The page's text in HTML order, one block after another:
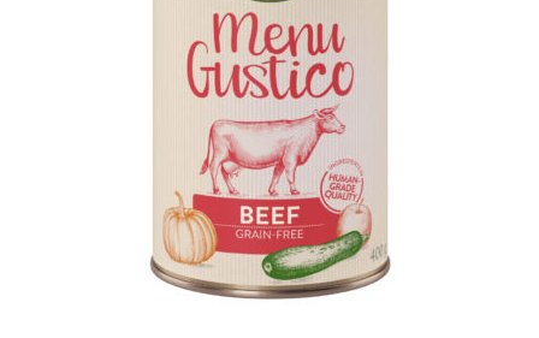
Škrabadla pro kočky
Veterinární dieta pro kočky
Vše pro psy — Krmivo, doplňky, vybavení
Boudy a výběhy
Bozita pro psy — Švédské krmivo s nordickou kvalitou